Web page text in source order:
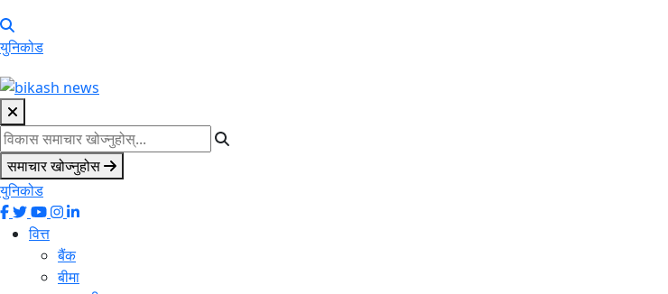
युनिकोड
समाचार खोज्नुहोस
युनिकोड
वित्त
बैंक
बीमा